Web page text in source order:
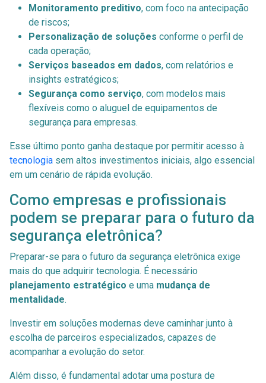
Monitoramento preditivo, com foco na antecipação
de riscos;
Personalização de soluções conforme o perfil de
cada operação;
Serviços baseados em dados, com relatórios e
insights estratégicos;
Segurança como serviço, com modelos mais
flexíveis como o aluguel de equipamentos de
segurança para empresas.
Esse último ponto ganha destaque por permitir acesso à
tecnologia sem altos investimentos iniciais, algo essencial
em um cenário de rápida evolução.
Como empresas e profissionais
podem se preparar para o futuro da
segurança eletrônica?
Preparar-se para o futuro da segurança eletrônica exige
mais do que adquirir tecnologia. É necessário
planejamento estratégico e uma mudança de
mentalidade.
Investir em soluções modernas deve caminhar junto à
escolha de parceiros especializados, capazes de
acompanhar a evolução do setor.
Além disso, é fundamental adotar uma postura de